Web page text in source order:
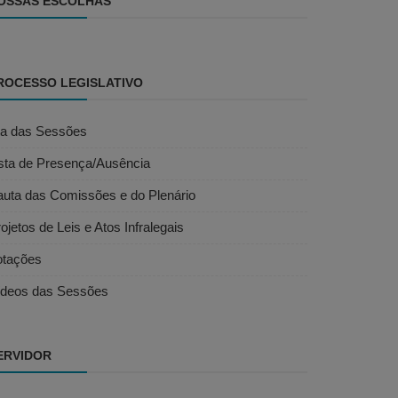
LEGISLATIVO
das Sessões
de Presença/Ausência
das Comissões e do Plenário
de Leis e Atos Infralegais
das Sessões